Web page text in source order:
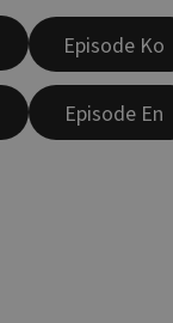
Episode Ko
Episode En